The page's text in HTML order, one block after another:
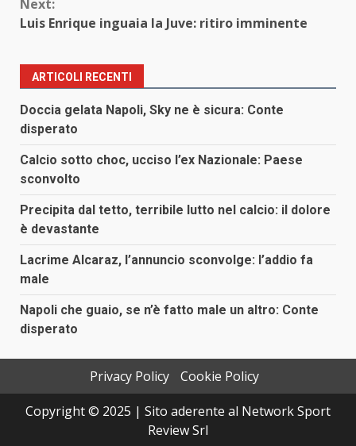
Next:
Luis Enrique inguaia la Juve: ritiro imminente
ARTICOLI RECENTI
Doccia gelata Napoli, Sky ne è sicura: Conte
disperato
Calcio sotto choc, ucciso l’ex Nazionale: Paese
sconvolto
Precipita dal tetto, terribile lutto nel calcio: il dolore
è devastante
Lacrime Alcaraz, l’annuncio sconvolge: l’addio fa
male
Napoli che guaio, se n’è fatto male un altro: Conte
disperato
Privacy Policy
Cookie Policy
Copyright © 2025 | Sito aderente al Network Sport
Review Srl